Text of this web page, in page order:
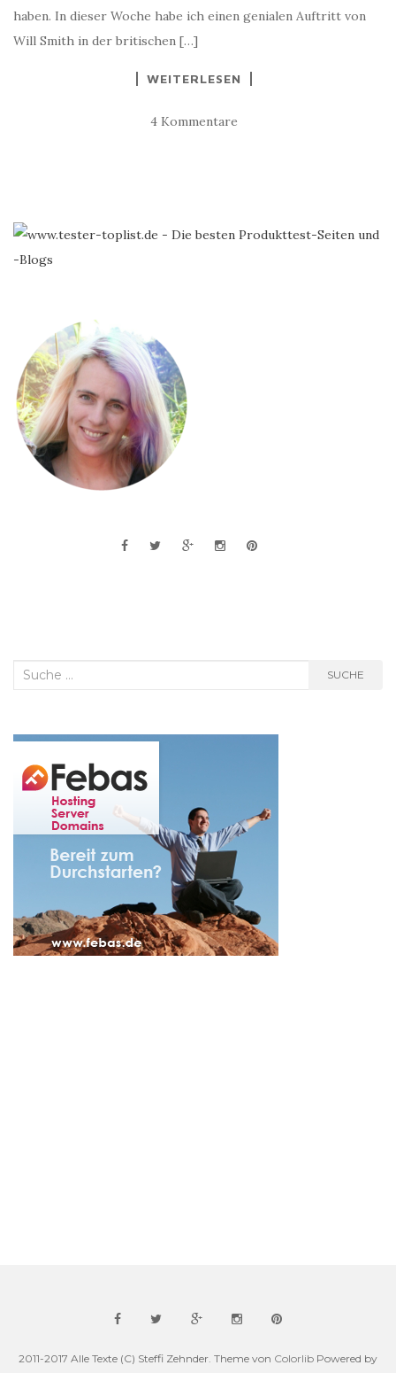
haben. In dieser Woche habe ich einen genialen Auftritt von
Will Smith in der britischen […]
WEITERLESEN
4 Kommentare
Suche
SUCHE
2011-2017 Alle Texte (C) Steffi Zehnder. Theme von Colorlib Powered by